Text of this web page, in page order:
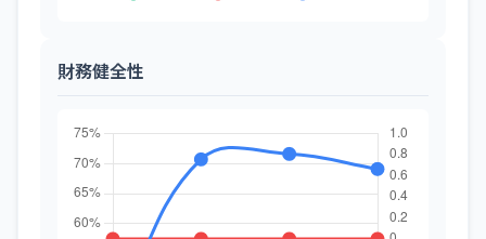
財務健全性